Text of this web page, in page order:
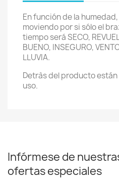
En función de la
moviendo por si sólo el
tiempo será SECO,
BUENO, INSEGURO,
LLUVIA.
Detràs del producto
uso.
Infórmese de
ofertas especiales